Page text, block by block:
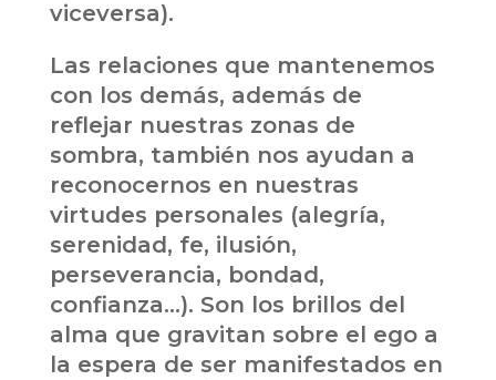
viceversa).
Las relaciones que mantenemos
con los demás, además de
reflejar nuestras zonas de
sombra, también nos ayudan a
reconocernos en nuestras
virtudes personales (alegría,
serenidad, fe, ilusión,
perseverancia, bondad,
confianza…). Son los brillos del
alma que gravitan sobre el ego a
la espera de ser manifestados en